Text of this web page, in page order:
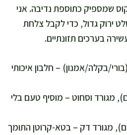
שמספיק כתוספת נדיבה. אני
ירוק גדול, כדי לקבל צלחת
בערכים תזונתיים.
(בורי/בקלה/אמנון) – חלבון איכותי
קטן (כ-100 גרם), מגורד וסחוט – מוסיף טעם בלי
בינוני (כ-120 גרם), מגורד דק – בטא-קרוטן התומך